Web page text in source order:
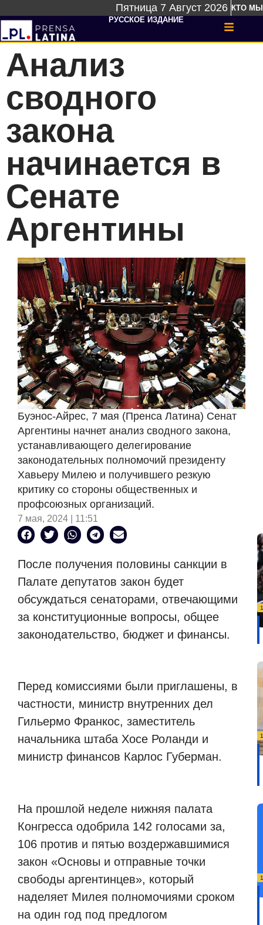
Пятница 7 Август 2026 КТО МЫ
РУССКОЕ ИЗДАНИЕ
Анализ
сводного
закона
начинается в
Сенате
Аргентины
Буэнос-Айрес, 7 мая (Пренса Латина) Сенат
Аргентины начнет анализ сводного закона,
устанавливающего делегирование
законодательных полномочий президенту
Хавьеру Милею и получившего резкую
критику со стороны общественных и
профсоюзных организаций.
7 мая, 2024 | 11:51
После получения половины санкции в
Палате депутатов закон будет
обсуждаться сенаторами, отвечающими
за конституционные вопросы, общее
законодательство, бюджет и финансы.
Перед комиссиями были приглашены, в
частности, министр внутренних дел
Гильермо Франкос, заместитель
начальника штаба Хосе Роланди и
министр финансов Карлос Губерман.
На прошлой неделе нижняя палата
Конгресса одобрила 142 голосами за,
106 против и пятью воздержавшимися
закон «Основы и отправные точки
свободы аргентинцев», который
наделяет Милея полномочиями сроком
на один год под предлогом